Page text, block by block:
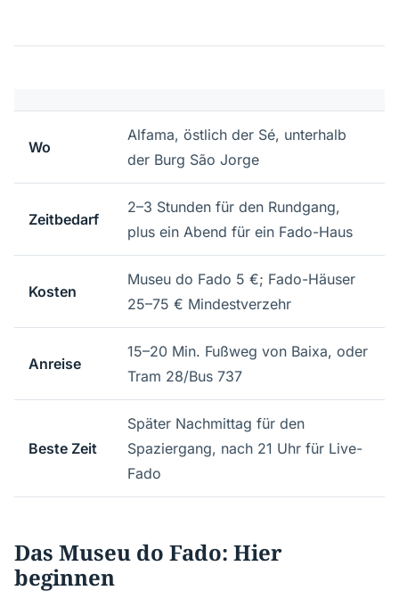
Wo
Alfama, östlich der Sé, unterhalb
der Burg São Jorge
Zeitbedarf
2–3 Stunden für den Rundgang,
plus ein Abend für ein Fado-Haus
Kosten
Museu do Fado 5 €; Fado-Häuser
25–75 € Mindestverzehr
Anreise
15–20 Min. Fußweg von Baixa, oder
Tram 28/Bus 737
Beste Zeit
Später Nachmittag für den
Spaziergang, nach 21 Uhr für Live-
Fado
Das Museu do Fado: Hier
beginnen